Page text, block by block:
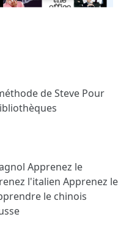
de Steve Pour
Apprenez le
l'italien Apprenez le
le chinois